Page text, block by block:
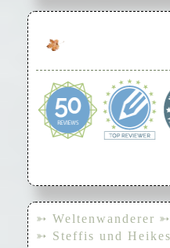
➳ Weltenwanderer
➳ Steffis und